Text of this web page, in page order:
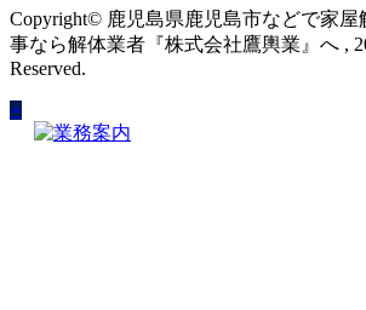
Copyright© 鹿児島県鹿児島市などで家屋
事なら解体業者『株式会社鷹輿業』へ ,
Reserved.